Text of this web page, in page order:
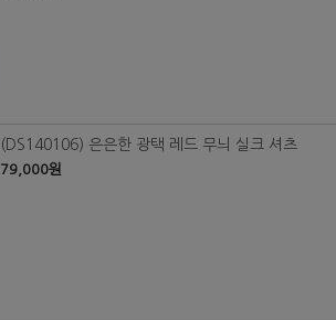
(DS140106) 은은한 광택 레드 무늬 실크 셔츠
79,000원